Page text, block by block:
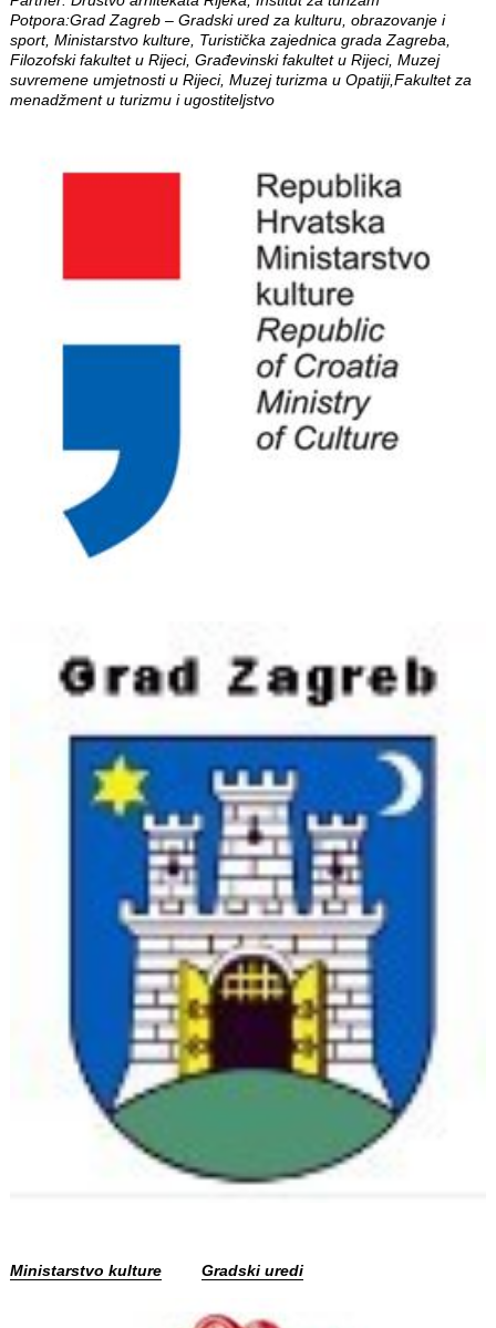
Potpora:Grad Zagreb – Gradski ured za kulturu, obrazovanje i
sport, Ministarstvo kulture, Turistička zajednica grada Zagreba,
Filozofski fakultet u Rijeci, Građevinski fakultet u Rijeci, Muzej
suvremene umjetnosti u Rijeci, Muzej turizma u Opatiji,Fakultet za
menadžment u turizmu i ugostiteljstvo
Ministarstvo kulture Gradski uredi